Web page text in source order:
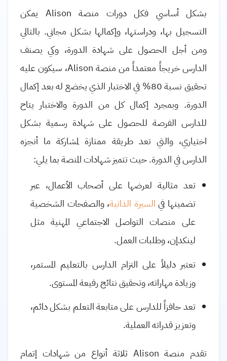
بشكل أساسي فكل دورات منصة Alison يمكن
التسجيل بها، ودراستها، وإكمالها بشكل مجاني. بالتالي
ومن أجل الحصول على شهادة الدورة، وكي يصنف
الدارس خريجاً معتمداً من منصة Alison، سيكون عليه
تحقيق نسبة 80% في الاختبار الذي يخضع له بعد إكمال
الدورة. وبمجرد إكمال كل من الدورة والاختبار يتاح
للدارس الفرصة للحصول على شهادة رسمية بشكل
اختياري، والتي تعد طريقة ممتازة لمشاركة ما أنجزه
الدارس في الدورة. حيث تتميز شهادات المنصة بما يلي:
تعد مثالية لعرضها على أصحاب الأعمال، عبر
تضمينها في السيرة الذاتية، والصفحات الشخصية
على منصات التواصل الاجتماعي المهنية مثل
لينكدإن، وطلبات العمل.
تعتبر دليلاً على التزام الدارس بالتعليم المستمر،
وزيادة مهاراته، وتحقيق نتائج رفيعة المستوى.
تعد حافزاً للدارس على متابعة التعلم بشكل دائم،
وتعزيز قدراته العملية.
تقدم منصة Alison ثلاثة أنواع من شهادات إتمام